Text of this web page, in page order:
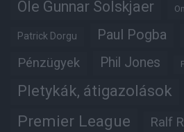
Ole Gunnar Solskjaer
Patrick Dorgu Paul Pogba
Pénzügyek Phil Jones
Pletykák, átigazolások
Premier League Ralf